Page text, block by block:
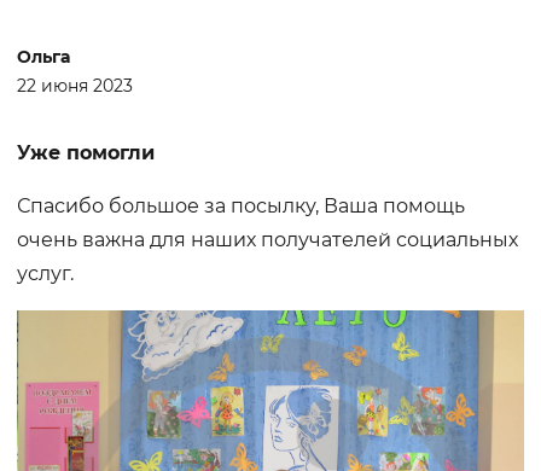
Ольга
22 июня 2023
Уже помогли
Спасибо большое за посылку, Ваша помощь
очень важна для наших получателей социальных
услуг.